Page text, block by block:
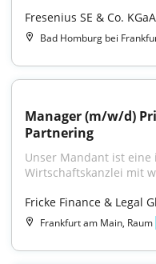
Fresenius SE & Co. KGaA
Bad Homburg bei
Manager (m/w/d)
Partnering
Unser Mandant ist
Wirtschaftskanzlei mit
Fricke Finance & Legal
Frankfurt am Main, Raum